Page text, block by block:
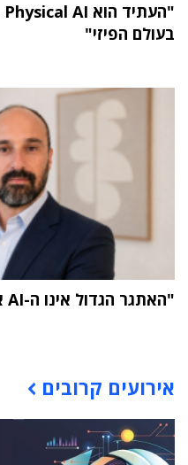
בעולם הפיזי"
"האתגר הגדול אינו ה-AI אלא הטמעתה בארגון"
אירועים קרובים